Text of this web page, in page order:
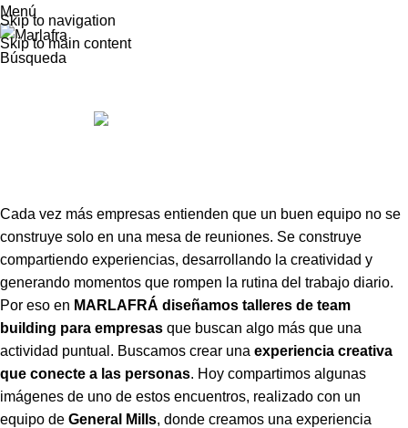
Skip to navigation
Skip to main content
Menú
Búsqueda
Talleres
Team building en Navarra
Cada vez más empresas entienden que un buen equipo no se
construye solo en una mesa de reuniones. Se construye
compartiendo experiencias, desarrollando la creatividad y
generando momentos que rompen la rutina del trabajo diario.
Por eso en MARLAFRÁ diseñamos talleres de team
building para empresas que buscan algo más que una
actividad puntual. Buscamos crear una experiencia creativa
que conecte a las personas. Hoy compartimos algunas
imágenes de uno de estos encuentros, realizado con un
equipo de General Mills, donde creamos una experiencia